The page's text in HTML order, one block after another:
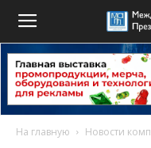
На главную Новости